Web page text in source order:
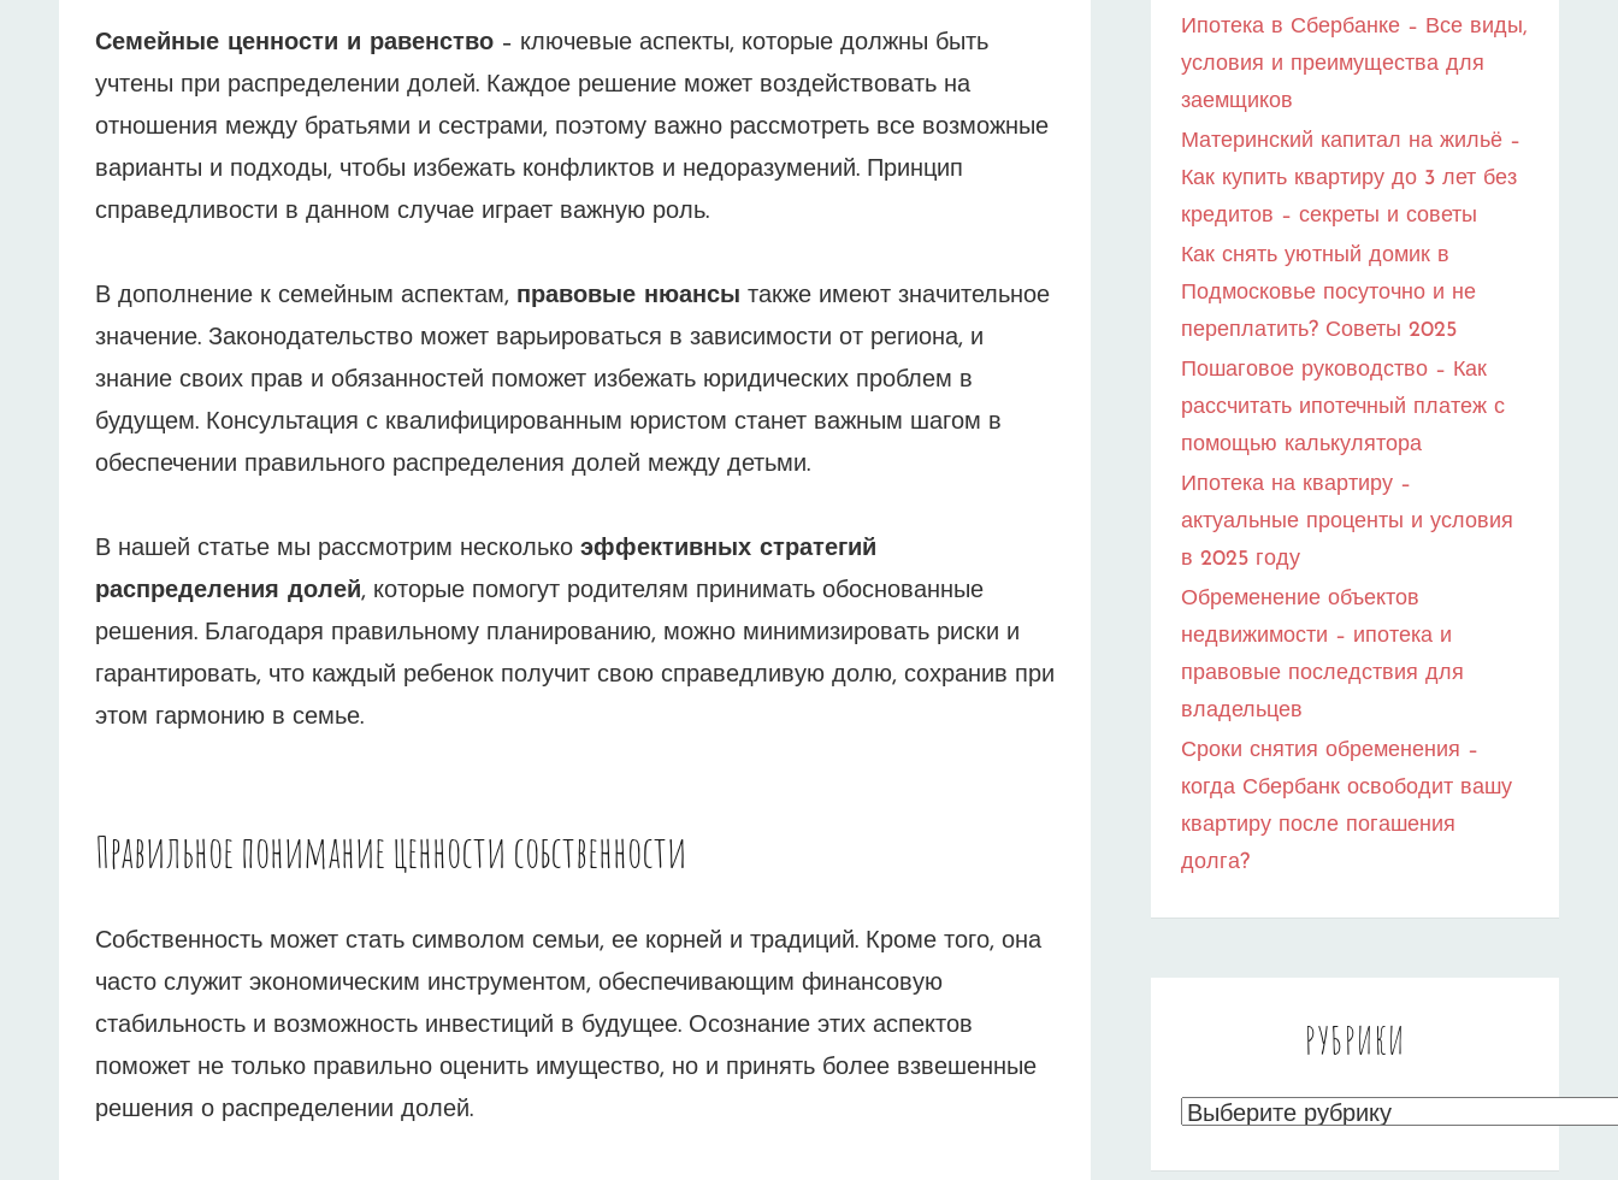
Семейные ценности и равенство – ключевые аспекты, которые должны быть
учтены при распределении долей. Каждое решение может воздействовать на
отношения между братьями и сестрами, поэтому важно рассмотреть все возможные
варианты и подходы, чтобы избежать конфликтов и недоразумений. Принцип
справедливости в данном случае играет важную роль.
В дополнение к семейным аспектам, правовые нюансы также имеют значительное
значение. Законодательство может варьироваться в зависимости от региона, и
знание своих прав и обязанностей поможет избежать юридических проблем в
будущем. Консультация с квалифицированным юристом станет важным шагом в
обеспечении правильного распределения долей между детьми.
В нашей статье мы рассмотрим несколько эффективных стратегий
распределения долей, которые помогут родителям принимать обоснованные
решения. Благодаря правильному планированию, можно минимизировать риски и
гарантировать, что каждый ребенок получит свою справедливую долю, сохранив при
этом гармонию в семье.
Правильное понимание ценности собственности
Собственность может стать символом семьи, ее корней и традиций. Кроме того, она
часто служит экономическим инструментом, обеспечивающим финансовую
стабильность и возможность инвестиций в будущее. Осознание этих аспектов
поможет не только правильно оценить имущество, но и принять более взвешенные
решения о распределении долей.
Ипотека в Сбербанке – Все виды,
условия и преимущества для
заемщиков
Материнский капитал на жильё –
Как купить квартиру до 3 лет без
кредитов – секреты и советы
Как снять уютный домик в
Подмосковье посуточно и не
переплатить? Советы 2025
Пошаговое руководство – Как
рассчитать ипотечный платеж с
помощью калькулятора
Ипотека на квартиру –
актуальные проценты и условия
в 2025 году
Обременение объектов
недвижимости – ипотека и
правовые последствия для
владельцев
Сроки снятия обременения –
когда Сбербанк освободит вашу
квартиру после погашения
долга?
РУБРИКИ
Рубрики